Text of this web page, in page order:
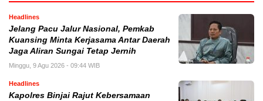
Headlines
Jelang Pacu Jalur Nasional, Pemkab
Kuansing Minta Kerjasama Antar Daerah
Jaga Aliran Sungai Tetap Jernih
Minggu, 9 Agu 2026 - 09:44 WIB
Headlines
Kapolres Binjai Rajut Kebersamaan